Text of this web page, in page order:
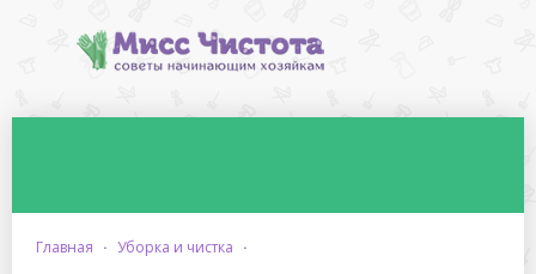
главная · уборка и чистка ·